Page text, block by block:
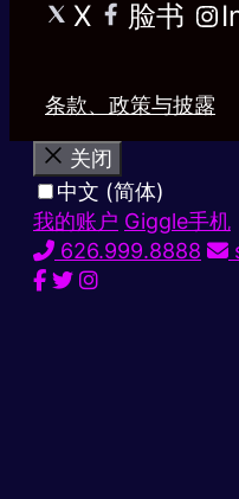
X 脸书
条款、政策与披露
关闭
中文 (简体)
我的账户 Giggle手机
626.999.8888